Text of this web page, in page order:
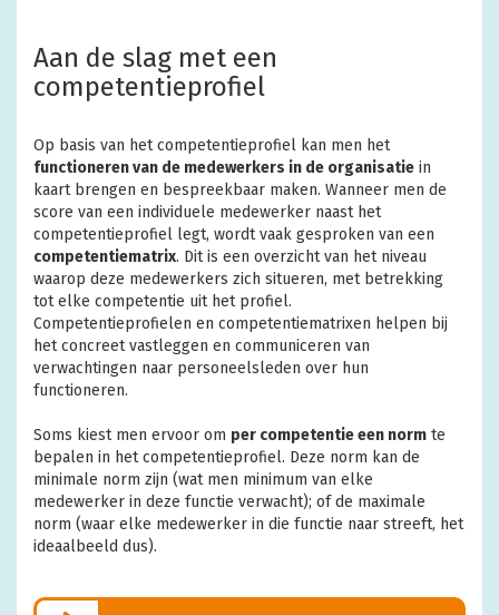
Aan de slag met een
competentieprofiel
Op basis van het competentieprofiel kan men het
functioneren van de medewerkers in de organisatie in
kaart brengen en bespreekbaar maken. Wanneer men de
score van een individuele medewerker naast het
competentieprofiel legt, wordt vaak gesproken van een
competentiematrix. Dit is een overzicht van het niveau
waarop deze medewerkers zich situeren, met betrekking
tot elke competentie uit het profiel.
Competentieprofielen en competentiematrixen helpen bij
het concreet vastleggen en communiceren van
verwachtingen naar personeelsleden over hun
functioneren.
Soms kiest men ervoor om per competentie een norm te
bepalen in het competentieprofiel. Deze norm kan de
minimale norm zijn (wat men minimum van elke
medewerker in deze functie verwacht); of de maximale
norm (waar elke medewerker in die functie naar streeft, het
ideaalbeeld dus).